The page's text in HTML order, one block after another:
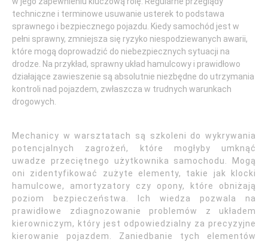
techniczne i terminowe usuwanie usterek to podstawa
sprawnego i bezpiecznego pojazdu. Kiedy samochód jest w
pełni sprawny, zmniejsza się ryzyko niespodziewanych awarii,
które mogą doprowadzić do niebezpiecznych sytuacji na
drodze. Na przykład, sprawny układ hamulcowy i prawidłowo
działające zawieszenie są absolutnie niezbędne do utrzymania
kontroli nad pojazdem, zwłaszcza w trudnych warunkach
drogowych.
Mechanicy w warsztatach są szkoleni do wykrywania
potencjalnych zagrożeń, które mogłyby umknąć
uwadze przeciętnego użytkownika samochodu. Mogą
oni zidentyfikować zużyte elementy, takie jak klocki
hamulcowe, amortyzatory czy opony, które obniżają
poziom bezpieczeństwa. Ich wiedza pozwala na
prawidłowe zdiagnozowanie problemów z układem
kierowniczym, który jest odpowiedzialny za precyzyjne
kierowanie pojazdem. Zaniedbanie tych elementów